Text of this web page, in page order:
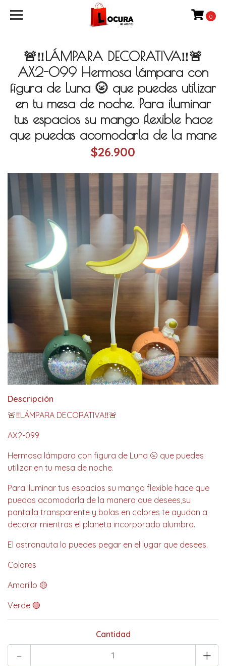
0
🚨‼️LÁMPARA DECORATIVA‼️🚨
AX2-099 Hermosa lámpara con
figura de Luna 🌝 que puedes utilizar
en tu mesa de noche. Para iluminar
tus espacios su mango flexible hace
que puedas acomodarla de la mane
$26.900
Descripción
🚨‼️LÁMPARA DECORATIVA‼️🚨
AX2-099
Hermosa lámpara con figura de Luna 🌝 que puedes
utilizar en tu mesa de noche.
Para iluminar tus espacios su mango flexible hace que
puedas acomodarla de la manera que desees,su
pantalla transparente y bolas en colores te ayudan a
decorar mientras el planeta incorporado alumbra.
El astronauta lo puedes pegar en el lugar que desees.
Colores
Amarillo 🟡
Verde 🟢
Cantidad
+
-